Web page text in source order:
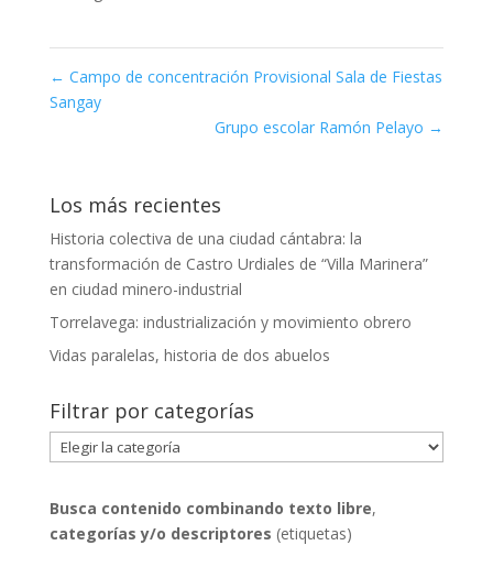
← Campo de concentración Provisional Sala de Fiestas
Sangay
Grupo escolar Ramón Pelayo →
Los más recientes
Historia colectiva de una ciudad cántabra: la
transformación de Castro Urdiales de “Villa Marinera”
en ciudad minero-industrial
Torrelavega: industrialización y movimiento obrero
Vidas paralelas, historia de dos abuelos
Filtrar por categorías
Filtrar
por
Busca contenido combinando texto libre,
categorías y/o descriptores (etiquetas)